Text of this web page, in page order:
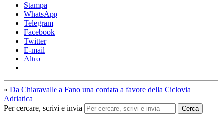
Stampa
WhatsApp
Telegram
Facebook
Twitter
E-mail
Altro
« Da Chiaravalle a Fano una cordata a favore della Ciclovia
Adriatica
Per cercare, scrivi e invia
Cerca